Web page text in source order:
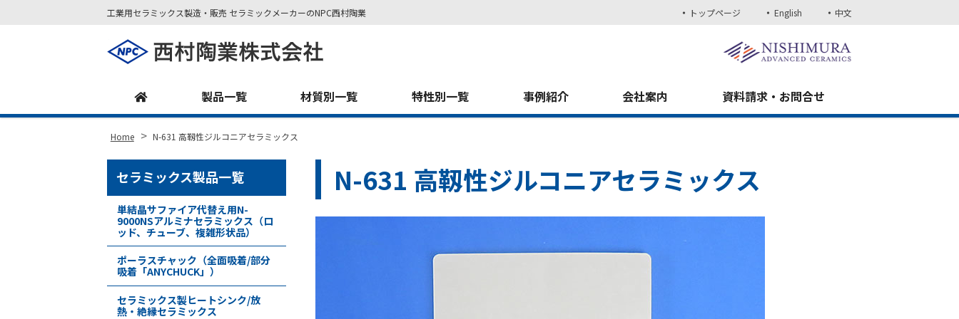
工業用セラミックス製造・販売 セラミックメーカーのNPC西村陶業 トップページ English 中文
製品一覧 材質別一覧 特性別一覧 事例紹介 会社案内 資料請求・お問合せ
Home > N-631 高靱性ジルコニアセラミックス
N-631 高靱性ジルコニアセラミックス
セラミックス製品一覧
単結晶サファイア代替え用N-
9000NSアルミナセラミックス（ロ
ッド、チューブ、複雑形状品）
ポーラスチャック（全面吸着/部分
吸着「ANYCHUCK」）
セラミックス製ヒートシンク/放
熱・絶縁セラミックス